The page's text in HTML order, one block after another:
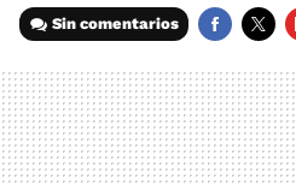
Sin comentarios